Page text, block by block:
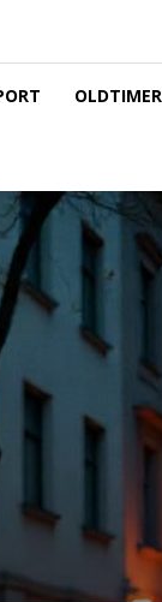
OLDTIMER